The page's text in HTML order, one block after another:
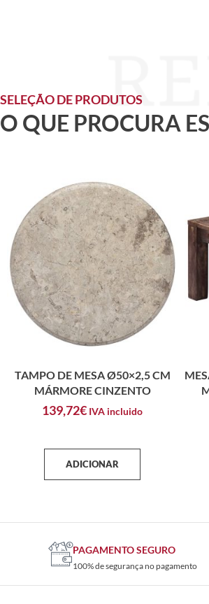
SELEÇÃO DE PRODUTOS
O QUE PROCURA
TAMPO DE MESA Ø50×2,5 CM
MÁRMORE CINZENTO
139,72€ IVA incluido
ADICIONAR
PAGAMENTO SEGURO
100% de segurança no pagamento